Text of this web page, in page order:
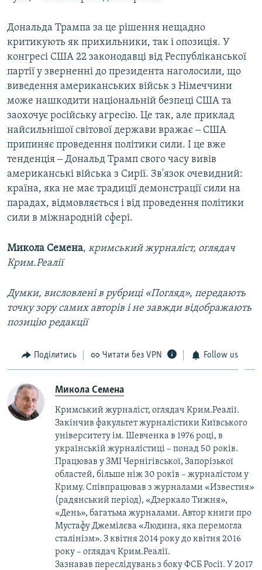
Дональда Трампа за це рішення нещадно
критикують як прихильники, так і опозиція. У
конгресі США 22 законодавці від Республіканської
партії у зверненні до президента наголосили, що
виведення американських військ з Німеччини
може нашкодити національній безпеці США та
заохочує російську агресію. Це так, але приклад
найсильнішої світової держави вражає ‒ США
припиняє проведення політики сили. І це вже
тенденція ‒ Дональд Трамп свого часу вивів
американські війська з Сирії. Зв'язок очевидний:
країна, яка не має традиції демонстрації сили на
парадах, відмовляється і від проведення політики
сили в міжнародній сфері.
Микола Семена, кримський журналіст, оглядач
Крим.Реалії
Думки, висловлені в рубриці «Погляд», передають
точку зору самих авторів і не завжди відображають
позицію редакції
Поділитись Читати без VPN Follow us
Микола Семена
Кримський журналіст, оглядач Крим.Реалії.
Закінчив факультет журналістики Київського
університету ім. Шевченка в 1976 році, в
українській журналістиці – понад 50 років.
Працював у ЗМІ Чернігівської, Запорізької
областей, більше ніж 30 років – журналістом у
Криму. Співпрацював з журналами «Известия»
(радянський період), «Дзеркало Тижня»,
«День», багатьма журналами. Автор книги про
Мустафу Джемілєва «Людина, яка перемогла
сталінізм». З квітня 2014 року до квітня 2016
року – оглядач Крим.Реалії.
Зазнавав переслідувань з боку ФСБ Росії. У 2017